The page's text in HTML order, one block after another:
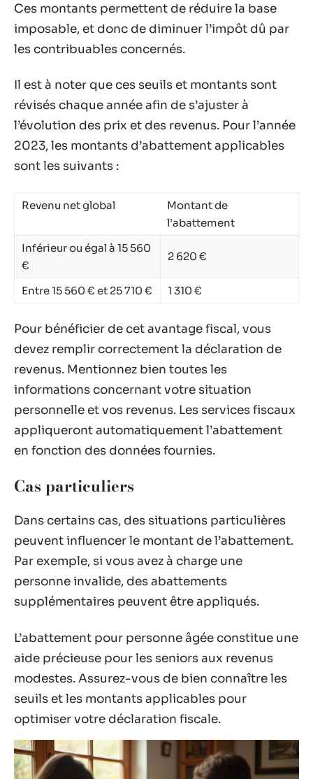
Ces montants permettent de réduire la base
imposable, et donc de diminuer l’impôt dû par
les contribuables concernés.
Il est à noter que ces seuils et montants sont
révisés chaque année afin de s’ajuster à
l’évolution des prix et des revenus. Pour l’année
2023, les montants d’abattement applicables
sont les suivants :
Revenu net global
Montant de
l’abattement
Inférieur ou égal à 15 560
€
2 620 €
Entre 15 560 € et 25 710 € 1 310 €
Pour bénéficier de cet avantage fiscal, vous
devez remplir correctement la déclaration de
revenus. Mentionnez bien toutes les
informations concernant votre situation
personnelle et vos revenus. Les services fiscaux
appliqueront automatiquement l’abattement
en fonction des données fournies.
Cas particuliers
Dans certains cas, des situations particulières
peuvent influencer le montant de l’abattement.
Par exemple, si vous avez à charge une
personne invalide, des abattements
supplémentaires peuvent être appliqués.
L’abattement pour personne âgée constitue une
aide précieuse pour les seniors aux revenus
modestes. Assurez-vous de bien connaître les
seuils et les montants applicables pour
optimiser votre déclaration fiscale.